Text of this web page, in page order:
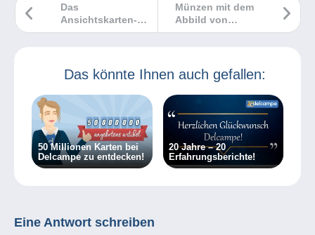
Münzen mit dem
Abbild von
Alexander dem
Das
Ansichtskarten-
Marktbarometer
Das könnte Ihnen auch gefallen:
50 Millionen Karten bei
Delcampe zu entdecken!
20 Jahre – 20
Erfahrungsberichte!
Eine Antwort schreiben